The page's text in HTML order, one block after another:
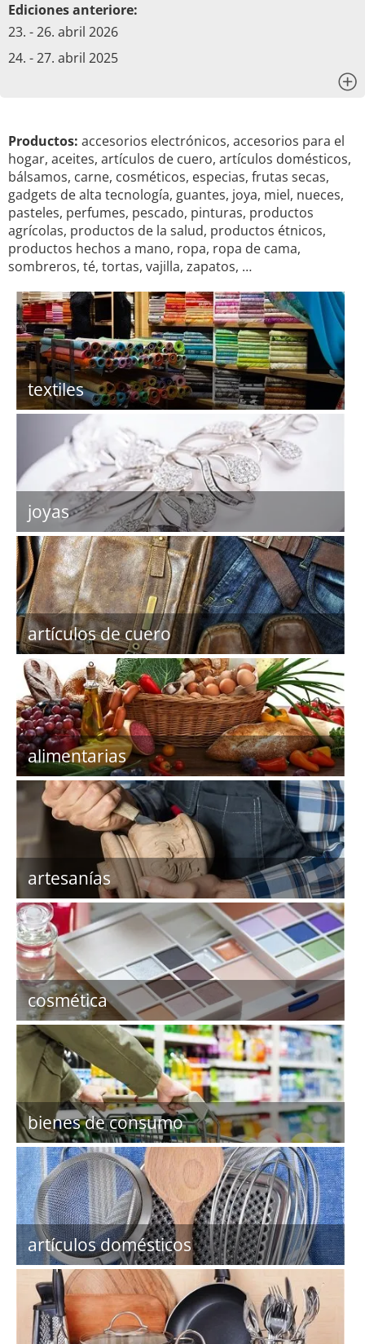
Ediciones anteriore:
23. - 26. abril 2026
24. - 27. abril 2025
Productos: accesorios electrónicos, accesorios para el
hogar, aceites, artículos de cuero, artículos domésticos,
bálsamos, carne, cosméticos, especias, frutas secas,
gadgets de alta tecnología, guantes, joya, miel, nueces,
pasteles, perfumes, pescado, pinturas, productos
agrícolas, productos de la salud, productos étnicos,
productos hechos a mano, ropa, ropa de cama,
sombreros, té, tortas, vajilla, zapatos, …
textiles
joyas
artículos de cuero
alimentarias
artesanías
cosmética
bienes de consumo
artículos domésticos